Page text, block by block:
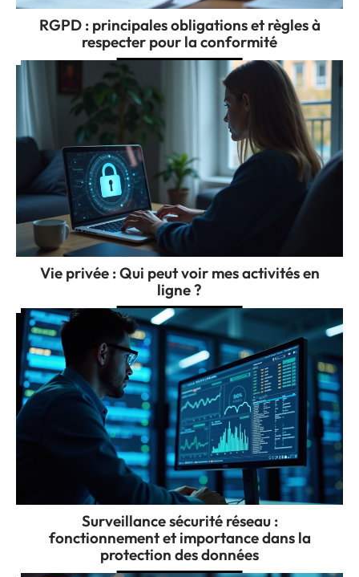
RGPD : principales obligations et règles à
respecter pour la conformité
Vie privée : Qui peut voir mes activités en
ligne ?
Surveillance sécurité réseau :
fonctionnement et importance dans la
protection des données